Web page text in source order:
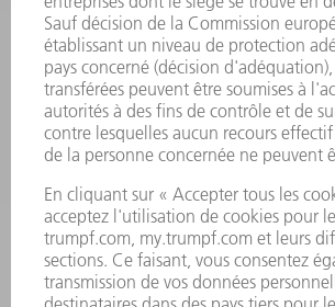
SERVICES
APPLICATIONS
SECTEURS D'ACTIVITÉ
ENTREPRISE
CARRIÈRE
OFFRES
PROFIL DE L'ENTREPRISE
CONSEIL D'ADMINISTRATION
RAPPORT ANNUEL
PRINCIPES FONDAMENTAUX DE L'ENTREPRISE
CONFORMITÉ
SYSTÈME D'ALERTE
SÉCURITÉ
COMMUNIQUÉS DE PRESSE